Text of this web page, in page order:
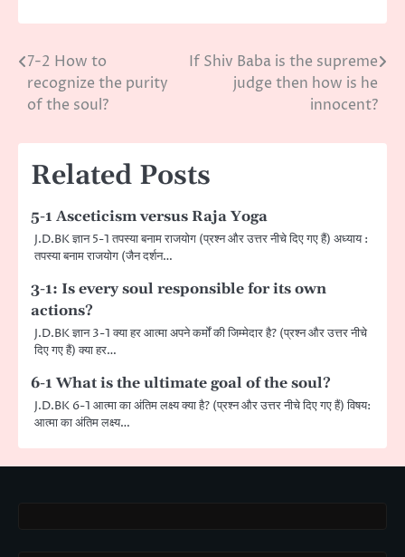
Post
navigation
7-2 How to
recognize the purity
of the soul?
If Shiv Baba is the supreme
judge then how is he
innocent?
Related Posts
5-1 Asceticism versus Raja Yoga
J.D.BK ज्ञान 5-1 तपस्या बनाम राजयोग (प्रश्न और उत्तर नीचे दिए गए हैं) अध्याय :
तपस्या बनाम राजयोग (जैन दर्शन…
3-1: Is every soul responsible for its own
actions?
J.D.BK ज्ञान 3-1 क्या हर आत्मा अपने कर्मों की जिम्मेदार है? (प्रश्न और उत्तर नीचे
दिए गए हैं) क्या हर…
6-1 What is the ultimate goal of the soul?
J.D.BK 6-1 आत्मा का अंतिम लक्ष्य क्या है? (प्रश्न और उत्तर नीचे दिए गए हैं) विषय:
आत्मा का अंतिम लक्ष्य…